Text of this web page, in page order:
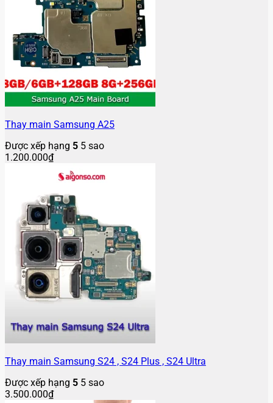
Thay main Samsung A25
Được xếp hạng 5 5 sao
1.200.000₫
Thay main Samsung S24 , S24 Plus , S24 Ultra
Được xếp hạng 5 5 sao
3.500.000₫